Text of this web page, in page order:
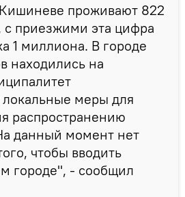
проживают 822
с приезжими эта цифра
1 миллиона. В городе
находились на
меры для
распространению
данный момент нет
чтобы вводить
городе", - сообщил